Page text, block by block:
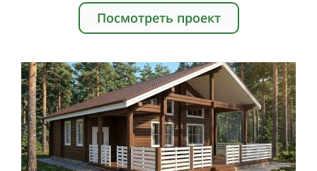
Посмотреть проект